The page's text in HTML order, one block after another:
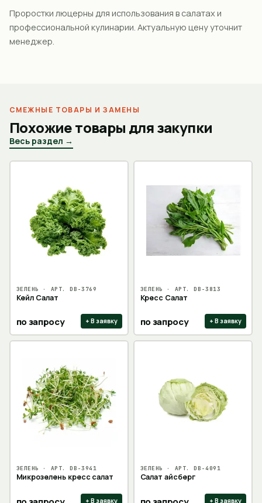
Проростки люцерны для использования в салатах и
профессиональной кулинарии. Актуальную цену уточнит
менеджер.
СМЕЖНЫЕ ТОВАРЫ И ЗАМЕНЫ
Похожие товары для закупки
Весь раздел →
ЗЕЛЕНЬ · АРТ.DB-3769
Кейл Салат
по запросу + В заявку
ЗЕЛЕНЬ · АРТ.DB-3813
Кресс Салат
по запросу + В заявку
ЗЕЛЕНЬ · АРТ.DB-3941
Микрозелень кресс салат
+ В заявку
ЗЕЛЕНЬ · АРТ.DB-4091
Салат айсберг
+ В заявку